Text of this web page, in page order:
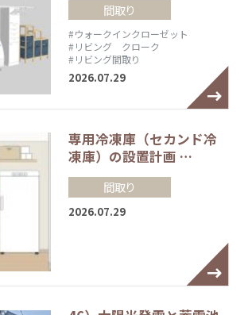
間取り
#ウォークインクローゼット
#リビング クローク
#リビング間取り
2026.07.29
専用冷凍庫（セカンド冷
凍庫）の設置計画 …
間取り
2026.07.29